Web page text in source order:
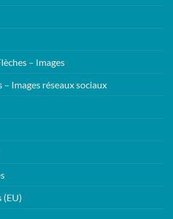
– Images
Images réseaux sociaux
(EU)